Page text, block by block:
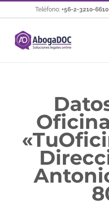
al
contenido
Teléfono: +56-2-3210-6610